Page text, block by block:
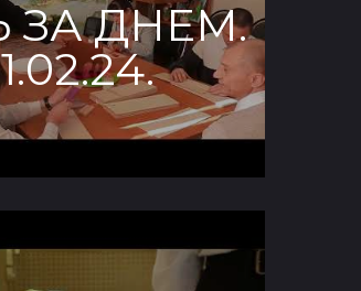
ЗА ДНЕМ.